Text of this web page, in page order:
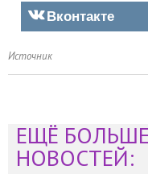
Вконтакте
Источник
ЕЩЁ
НОВОСТЕЙ: